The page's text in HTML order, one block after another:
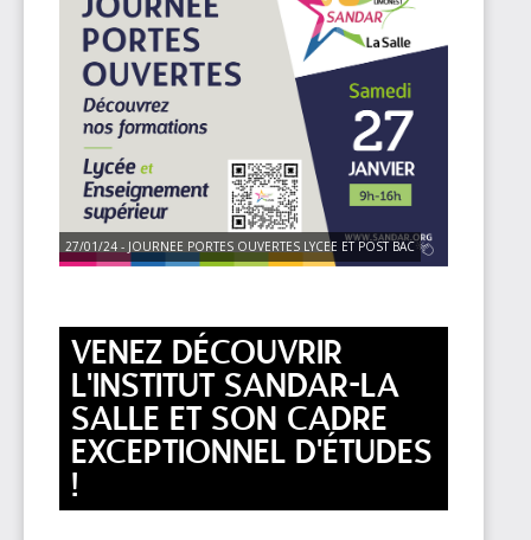
27/01/24 - JOURNEE PORTES OUVERTES LYCEE ET POST BAC
VENEZ DÉCOUVRIR
L'INSTITUT SANDAR-LA
SALLE ET SON CADRE
EXCEPTIONNEL D'ÉTUDES
!